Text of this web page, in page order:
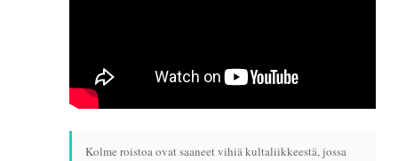
Kolme roistoa ovat saaneet vihiä kultaliikkeestä, jossa